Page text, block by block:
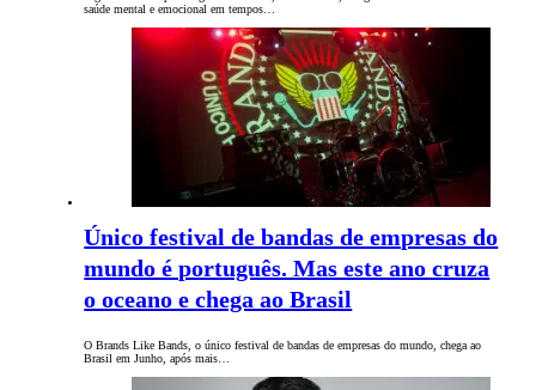
saúde mental e emocional em tempos…
Único festival de bandas de empresas do
mundo é português. Mas este ano cruza
o oceano e chega ao Brasil
O Brands Like Bands, o único festival de bandas de empresas do mundo, chega ao
Brasil em Junho, após mais…